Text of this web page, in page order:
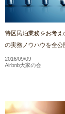
特区民泊業務をお考
の実務ノウハウを全
2016/09/09
Airbnb大家の会